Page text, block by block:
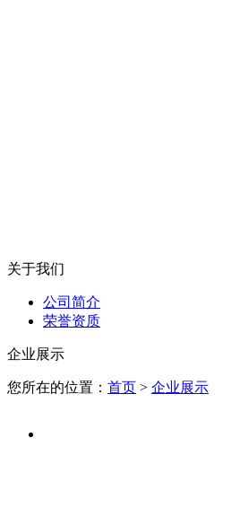
关于我们
公司简介
荣誉资质
企业展示
您所在的位置： 首页 > 企业展示